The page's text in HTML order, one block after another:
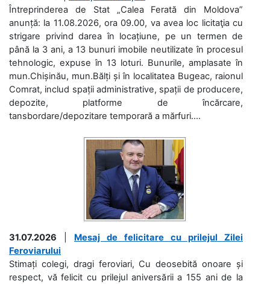
Întreprinderea de Stat „Calea Ferată din Moldova”
anunță: la 11.08.2026, ora 09.00, va avea loc licitaţia cu
strigare privind darea în locațiune, pe un termen de
până la 3 ani, a 13 bunuri imobile neutilizate în procesul
tehnologic, expuse în 13 loturi. Bunurile, amplasate în
mun.Chișinău, mun.Bălți și în localitatea Bugeac, raionul
Comrat, includ spații administrative, spații de producere,
depozite, platforme de încărcare,
tansbordare/depozitare temporară a mărfuri....
31.07.2026
Mesaj de felicitare cu prilejul Zilei
Feroviarului
Stimați colegi, dragi feroviari, Cu deosebită onoare și
respect, vă felicit cu prilejul aniversării a 155 ani de la